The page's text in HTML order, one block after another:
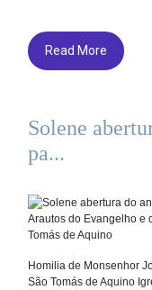
Read More
Solene
pa...
Homilia de Monsenhor
São Tomás de Aquino